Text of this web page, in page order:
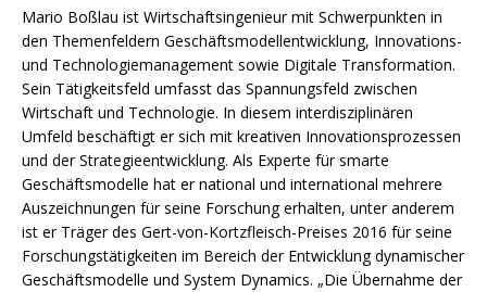
Mario Boßlau ist Wirtschaftsingenieur mit Schwerpunkten in
den Themenfeldern Geschäftsmodellentwicklung, Innovations-
und Technologiemanagement sowie Digitale Transformation.
Sein Tätigkeitsfeld umfasst das Spannungsfeld zwischen
Wirtschaft und Technologie. In diesem interdisziplinären
Umfeld beschäftigt er sich mit kreativen Innovationsprozessen
und der Strategieentwicklung. Als Experte für smarte
Geschäftsmodelle hat er national und international mehrere
Auszeichnungen für seine Forschung erhalten, unter anderem
ist er Träger des Gert-von-Kortzfleisch-Preises 2016 für seine
Forschungstätigkeiten im Bereich der Entwicklung dynamischer
Geschäftsmodelle und System Dynamics. „Die Übernahme der